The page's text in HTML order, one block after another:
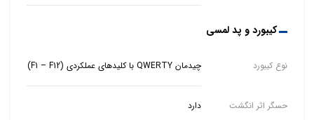
کیبورد و پد لمسی
نوع کیبورد چیدمان QWERTY با کلیدهای عملکردی (F1 – F12)
حسگر اثر انگشت
دارد